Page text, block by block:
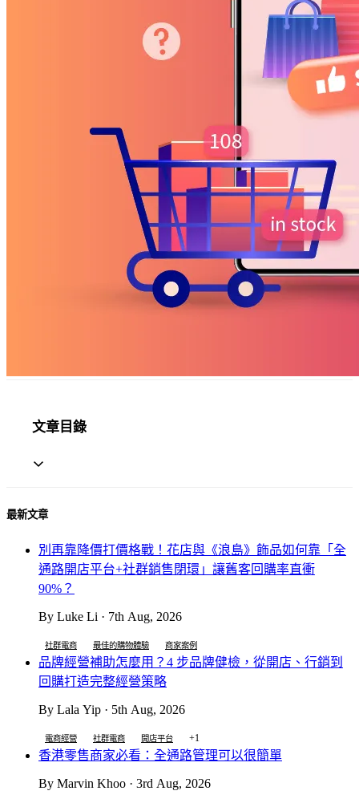
文章目錄
最新文章
別再靠降價打價格戰！花店與《浪島》飾品如何靠「全
通路開店平台+社群銷售閉環」讓舊客回購率直衝
90%？
By Luke Li · 7th Aug, 2026
社群電商 最佳的購物體驗 商家案例
品牌經營補助怎麼用？4 步品牌健檢，從開店、行銷到
回購打造完整經營策略
By Lala Yip · 5th Aug, 2026
電商經營 社群電商 開店平台 +1
香港零售商家必看：全通路管理可以很簡單
By Marvin Khoo · 3rd Aug, 2026